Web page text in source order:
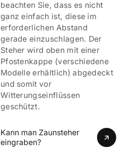
beachten Sie, dass es nicht
ganz einfach ist, diese im
erforderlichen Abstand
gerade einzuschlagen. Der
Steher wird oben mit einer
Pfostenkappe (verschiedene
Modelle erhältlich) abgedeckt
und somit vor
Witterungseinflüssen
geschützt.
Kann man Zaunsteher
eingraben?